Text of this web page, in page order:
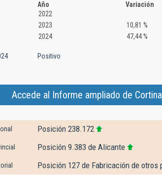
Año
Variación
2022
2023
10,81 %
2024
47,44 %
Positivo
Accede al Informe ampliado de
Posición 238.172
Posición 9.383 de Alicante
Posición 127 de Fabricación de